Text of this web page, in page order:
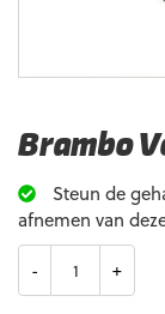
Brambo
Steun de
afnemen van